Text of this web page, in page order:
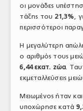
οι μονάδες
τάξης του 21,3%,
περισσότεροι
Η μεγαλύτερη
ο αριθμός τους
6,44 εκατ. ζώα.
εκμεταλλεύσεις
Μειωμένος ήταν
υποχώρησε κατά